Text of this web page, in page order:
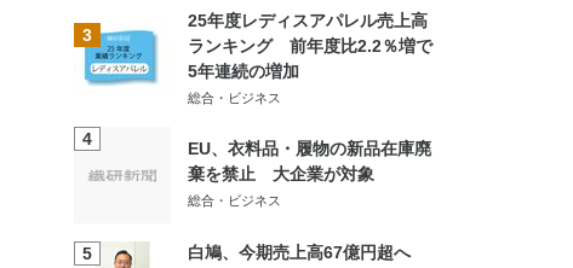
3
25年度レディスアパレル売上高
ランキング 前年度比2.2％増で
5年連続の増加
総合・ビジネス
4
EU、衣料品・履物の新品在庫廃
棄を禁止 大企業が対象
総合・ビジネス
5
白鳩、今期売上高67億円超へ